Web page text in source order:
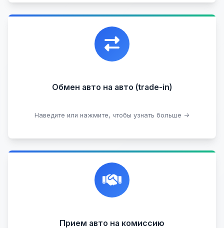
Обмен авто на авто (trade-in)
Наведите или нажмите, чтобы узнать больше →
Уникальная возможность обменять ваш
автомобиль с доплатой, подобрав вам
подходящий вариант.
Подобрать авто
Прием авто на комиссию
Честная и профессиональная экспертиза, реклама,
переговоры с клиентами, подготовка документов,
сопровождение сделки.
Прием битых авто